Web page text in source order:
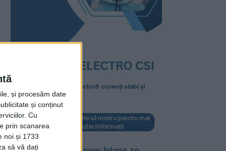
și procesăm date
și conținut
Cu
prin scanarea
noi și 1733
să vă dați